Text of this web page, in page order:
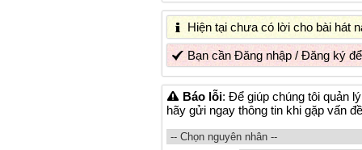
Hiện tại chưa có lời cho bài hát
Bạn cần Đăng nhập/Đăng ký
Báo lỗi: Để giúp chúng tôi quản
hãy gửi ngay thông tin khi gặp vấn